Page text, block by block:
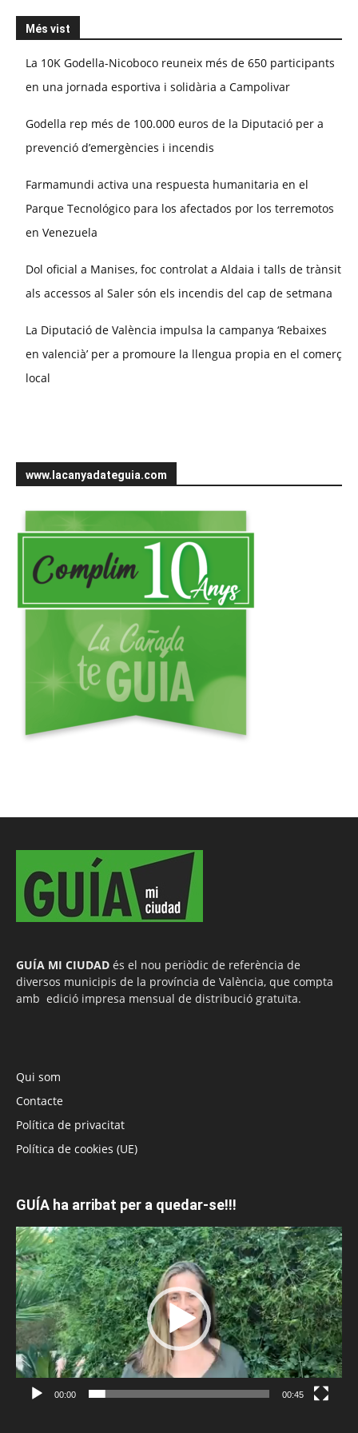
Més vist
La 10K Godella-Nicoboco reuneix més de 650 participants
en una jornada esportiva i solidària a Campolivar
Godella rep més de 100.000 euros de la Diputació per a
prevenció d’emergències i incendis
Farmamundi activa una respuesta humanitaria en el
Parque Tecnológico para los afectados por los terremotos
en Venezuela
Dol oficial a Manises, foc controlat a Aldaia i talls de trànsit
als accessos al Saler són els incendis del cap de setmana
La Diputació de València impulsa la campanya ‘Rebaixes
en valencià’ per a promoure la llengua propia en el comerç
local
www.lacanyadateguia.com
GUÍA MI CIUDAD és el nou periòdic de referència de
diversos municipis de la província de València, que compta
amb edició impresa mensual de distribució gratuïta.
Qui som
Contacte
Política de privacitat
Política de cookies (UE)
GUÍA ha arribat per a quedar-se!!!
Reproductor
de
vídeo
00:00 00:45